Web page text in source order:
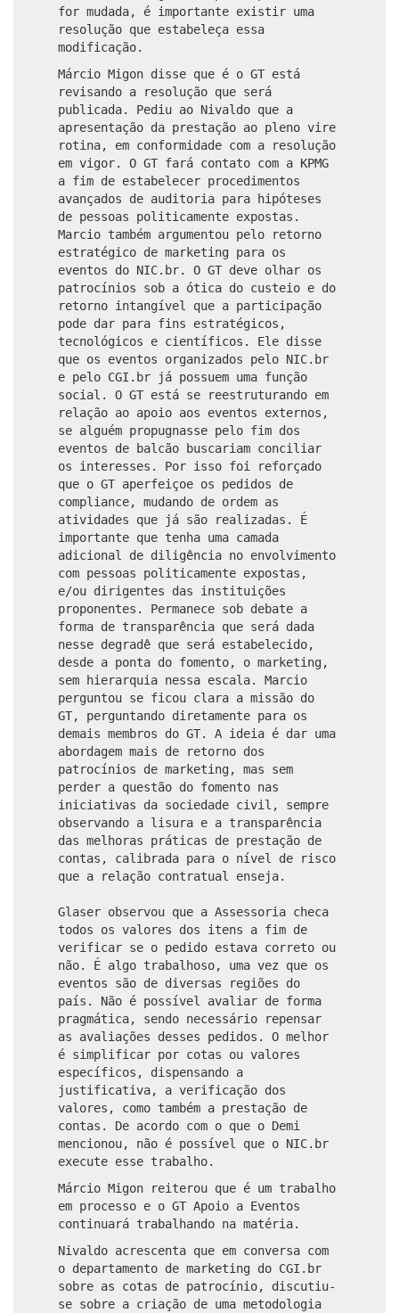
for mudada, é importante existir uma
resolução que estabeleça essa
modificação.
Márcio Migon disse que é o GT está
revisando a resolução que será
publicada. Pediu ao Nivaldo que a
apresentação da prestação ao pleno vire
rotina, em conformidade com a resolução
em vigor. O GT fará contato com a KPMG
a fim de estabelecer procedimentos
avançados de auditoria para hipóteses
de pessoas politicamente expostas.
Marcio também argumentou pelo retorno
estratégico de marketing para os
eventos do NIC.br. O GT deve olhar os
patrocínios sob a ótica do custeio e do
retorno intangível que a participação
pode dar para fins estratégicos,
tecnológicos e científicos. Ele disse
que os eventos organizados pelo NIC.br
e pelo CGI.br já possuem uma função
social. O GT está se reestruturando em
relação ao apoio aos eventos externos,
se alguém propugnasse pelo fim dos
eventos de balcão buscariam conciliar
os interesses. Por isso foi reforçado
que o GT aperfeiçoe os pedidos de
compliance, mudando de ordem as
atividades que já são realizadas. É
importante que tenha uma camada
adicional de diligência no envolvimento
com pessoas politicamente expostas,
e/ou dirigentes das instituições
proponentes. Permanece sob debate a
forma de transparência que será dada
nesse degradê que será estabelecido,
desde a ponta do fomento, o marketing,
sem hierarquia nessa escala. Marcio
perguntou se ficou clara a missão do
GT, perguntando diretamente para os
demais membros do GT. A ideia é dar uma
abordagem mais de retorno dos
patrocínios de marketing, mas sem
perder a questão do fomento nas
iniciativas da sociedade civil, sempre
observando a lisura e a transparência
das melhoras práticas de prestação de
contas, calibrada para o nível de risco
que a relação contratual enseja.
Glaser observou que a Assessoria checa
todos os valores dos itens a fim de
verificar se o pedido estava correto ou
não. É algo trabalhoso, uma vez que os
eventos são de diversas regiões do
país. Não é possível avaliar de forma
pragmática, sendo necessário repensar
as avaliações desses pedidos. O melhor
é simplificar por cotas ou valores
específicos, dispensando a
justificativa, a verificação dos
valores, como também a prestação de
contas. De acordo com o que o Demi
mencionou, não é possível que o NIC.br
execute esse trabalho.
Márcio Migon reiterou que é um trabalho
em processo e o GT Apoio a Eventos
continuará trabalhando na matéria.
Nivaldo acrescenta que em conversa com
o departamento de marketing do CGI.br
sobre as cotas de patrocínio, discutiu-
se sobre a criação de uma metodologia